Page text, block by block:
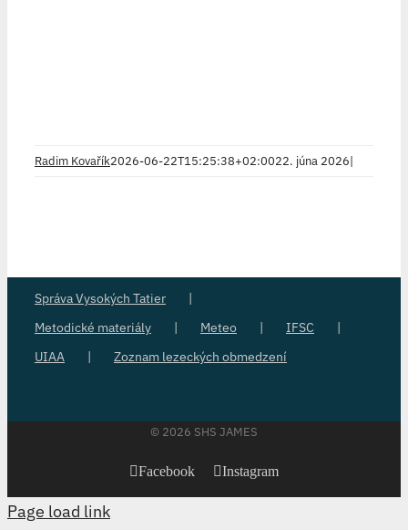
Radim Kovařík2026-06-22T15:25:38+02:0022. júna 2026|
Správa Vysokých Tatier
Metodické materiály
Meteo
IFSC
UIAA
Zoznam lezeckých obmedzení
© 2026 SHS JAMES
Facebook Instagram
Page load link